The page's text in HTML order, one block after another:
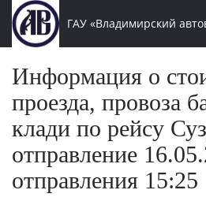
ГАУ «Владимирский
Информация о
проезда, провоза
клади по рейсу
отправление
отправления 15:25